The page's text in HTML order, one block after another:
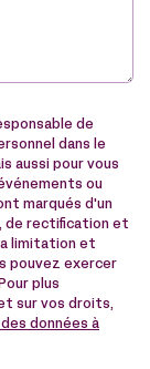
de
dans le
aussi pour vous
ou
marqués d'un
de rectification et
limitation et
pouvez exercer
plus
sur vos droits,
données à